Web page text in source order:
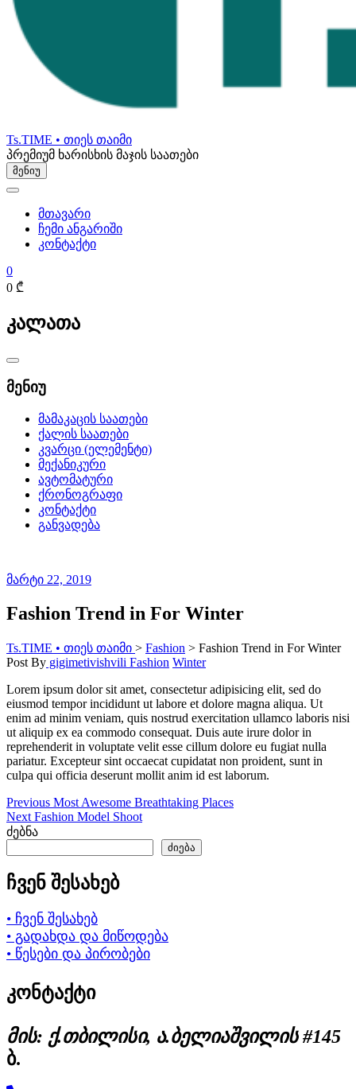
Ts.TIME • თიეს თაიმი
პრემიუმ ხარისხის მაჯის საათები
მენიუ
მთავარი
ჩემი ანგარიში
კონტაქტი
0
0 ₾
კალათა
Catalog
Menu
მენიუ
მამაკაცის საათები
ქალის საათები
კვარცი (ელემენტი)
მექანიკური
ავტომატური
ქრონოგრაფი
კონტაქტი
განვადება
მარტი 22, 2019
Fashion Trend in For Winter
Ts.TIME • თიეს თაიმი > Fashion > Fashion Trend in For Winter
Post By gigimetivishvili Fashion Winter
Lorem ipsum dolor sit amet, consectetur adipisicing elit, sed do
eiusmod tempor incididunt ut labore et dolore magna aliqua. Ut
enim ad minim veniam, quis nostrud exercitation ullamco laboris nisi
ut aliquip ex ea commodo consequat. Duis aute irure dolor in
reprehenderit in voluptate velit esse cillum dolore eu fugiat nulla
pariatur. Excepteur sint occaecat cupidatat non proident, sunt in
culpa qui officia deserunt mollit anim id est laborum.
პოსტის
ნავიგაცია
Previous Previous
post:
Most Awesome Breathtaking Places
Next Next
post:
Fashion Model Shoot
ძებნა
ძიება
ჩვენ შესახებ
• ჩვენ შესახებ
• გადახდა და მიწოდება
• წესები და პირობები
კონტაქტი
მის: ქ.თბილისი, ა.ბელიაშვილის #145
ბ.